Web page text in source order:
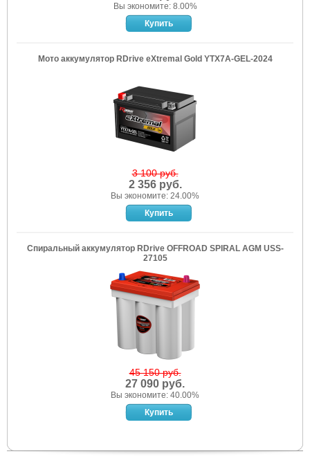
Вы экономите: 8.00%
Мото аккумулятор RDrive eXtremal Gold YTX7A-GEL-2024
3 100 руб.
2 356 руб.
Вы экономите: 24.00%
Спиральный аккумулятор RDrive OFFROAD SPIRAL AGM USS-
27105
45 150 руб.
27 090 руб.
Вы экономите: 40.00%